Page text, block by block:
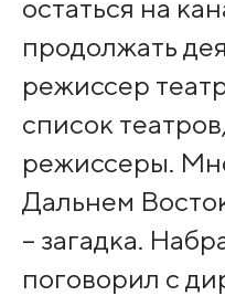
остаться на
продолжать
режиссер
список
режиссеры.
Дальнем
– загадка.
поговорил с